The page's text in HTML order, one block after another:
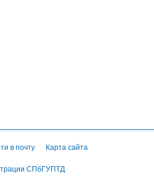
в почту Карта сайта
СПбГУПТД